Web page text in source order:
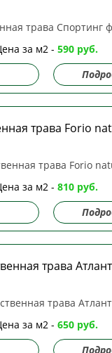
за м2 - 590 руб.
трава Forio
за м2 - 810 руб.
трава
за м2 - 650 руб.